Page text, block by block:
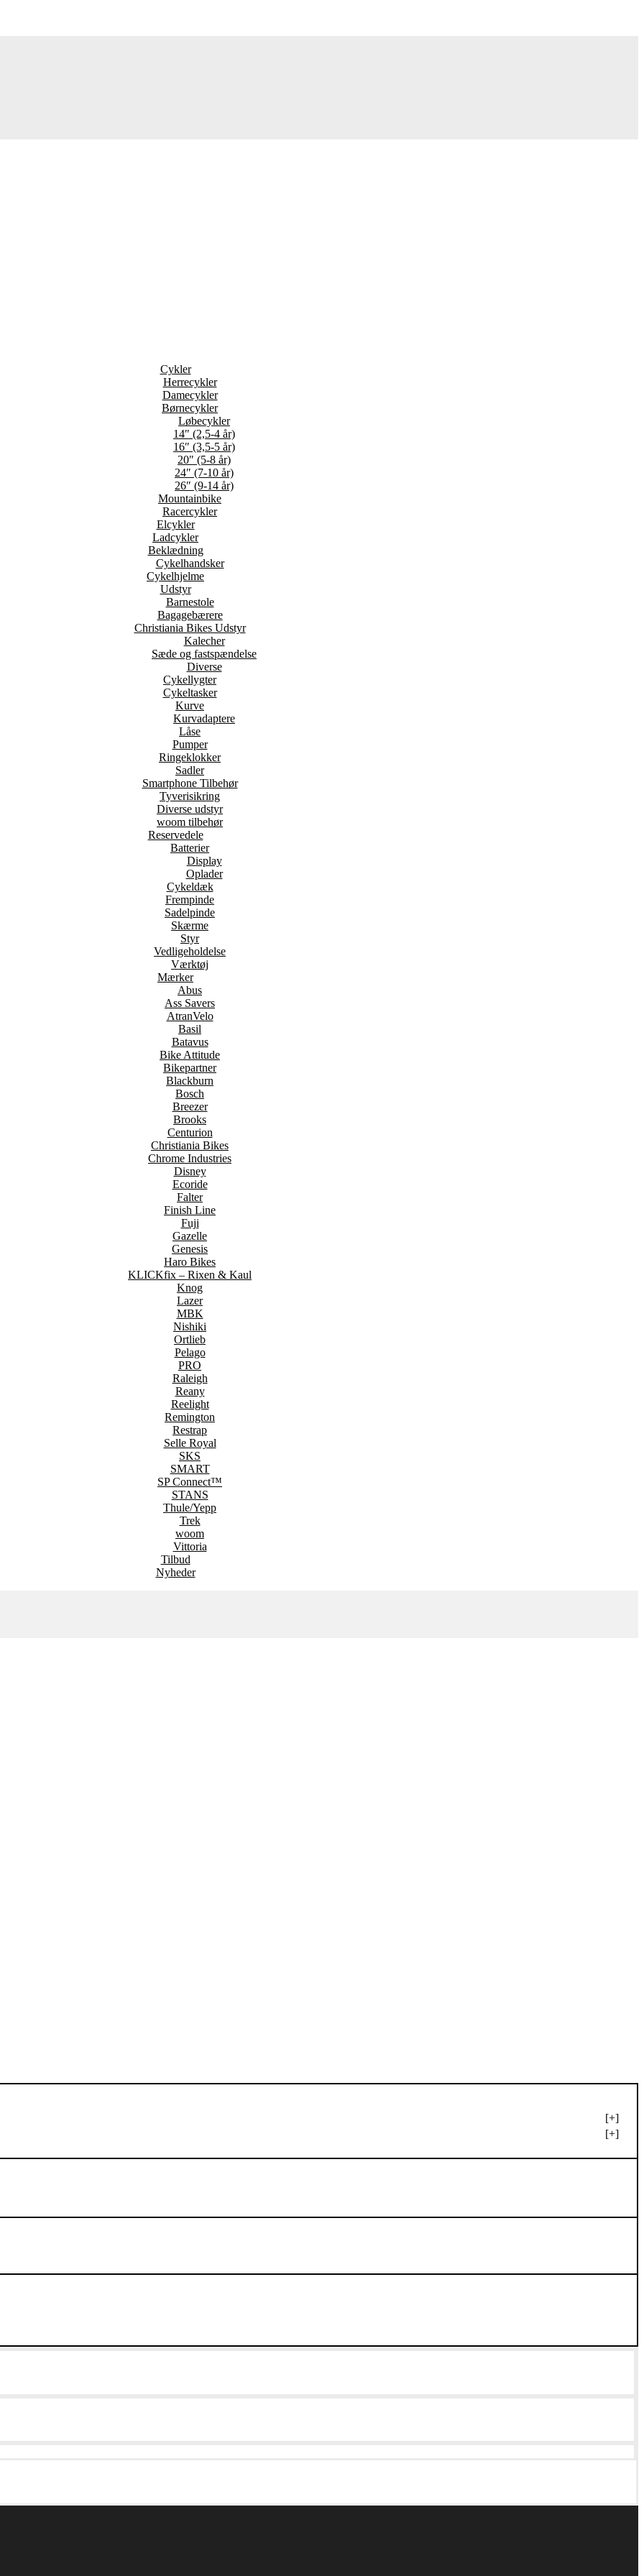
Cykler
Herrecykler
Damecykler
Børnecykler
Løbecykler
14″ (2,5-4 år)
16″ (3,5-5 år)
20″ (5-8 år)
24″ (7-10 år)
26″ (9-14 år)
Mountainbike
Racercykler
Elcykler
Ladcykler
Beklædning
Cykelhandsker
Cykelhjelme
Udstyr
Barnestole
Bagagebærere
Christiania Bikes Udstyr
Kalecher
Sæde og fastspændelse
Diverse
Cykellygter
Cykeltasker
Kurve
Kurvadaptere
Låse
Pumper
Ringeklokker
Sadler
Smartphone Tilbehør
Tyverisikring
Diverse udstyr
woom tilbehør
Reservedele
Batterier
Display
Oplader
Cykeldæk
Frempinde
Sadelpinde
Skærme
Styr
Vedligeholdelse
Værktøj
Mærker
Abus
Ass Savers
AtranVelo
Basil
Batavus
Bike Attitude
Bikepartner
Blackburn
Bosch
Breezer
Brooks
Centurion
Christiania Bikes
Chrome Industries
Disney
Ecoride
Falter
Finish Line
Fuji
Gazelle
Genesis
Haro Bikes
KLICKfix – Rixen & Kaul
Knog
Lazer
MBK
Nishiki
Ortlieb
Pelago
PRO
Raleigh
Reany
Reelight
Remington
Restrap
Selle Royal
SKS
SMART
SP Connect™
STANS
Thule/Yepp
Trek
woom
Vittoria
Tilbud
Nyheder
[+]
[+]